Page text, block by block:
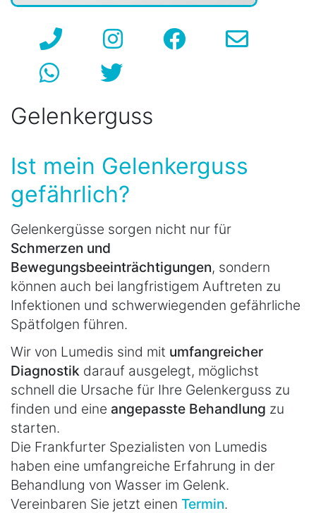
Gelenkerguss
Ist mein Gelenkerguss
gefährlich?
Gelenkergüsse sorgen nicht nur für
Schmerzen und
Bewegungsbeeinträchtigungen, sondern
können auch bei langfristigem Auftreten zu
Infektionen und schwerwiegenden gefährliche
Spätfolgen führen.
Wir von Lumedis sind mit umfangreicher
Diagnostik darauf ausgelegt, möglichst
schnell die Ursache für Ihre Gelenkerguss zu
finden und eine angepasste Behandlung zu
starten.
Die Frankfurter Spezialisten von Lumedis
haben eine umfangreiche Erfahrung in der
Behandlung von Wasser im Gelenk.
Vereinbaren Sie jetzt einen Termin.